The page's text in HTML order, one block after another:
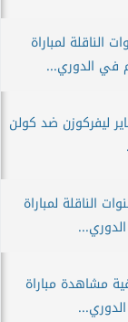
الناقلة لمباراة
في الدوري...
ليفركوزن ضد كولن
الناقلة لمباراة
مشاهدة مباراة